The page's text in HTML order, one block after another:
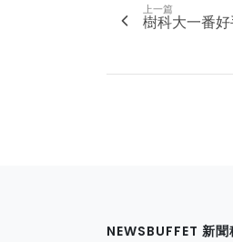
上一篇
樹科大一番
NEWSBUFFET 新